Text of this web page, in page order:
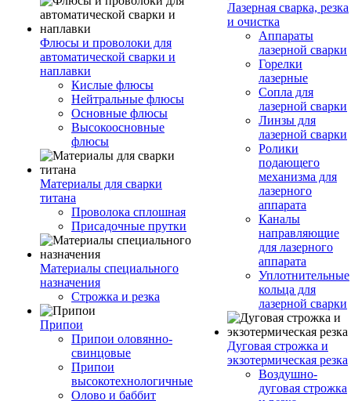
Флюсы и проволоки для
автоматической сварки и
наплавки
Кислые флюсы
Нейтральные флюсы
Основные флюсы
Высокоосновные
флюсы
Материалы для сварки
титана
Проволока сплошная
Присадочные прутки
Материалы специального
назначения
Строжка и резка
Припои
Припои оловянно-
свинцовые
Припои
высокотехнологичные
Олово и баббит
Лазерная сварка, резка
и очистка
Аппараты
лазерной сварки
Горелки
лазерные
Сопла для
лазерной сварки
Линзы для
лазерной сварки
Ролики
подающего
механизма для
лазерного
аппарата
Каналы
направляющие
для лазерного
аппарата
Уплотнительные
кольца для
лазерной сварки
Дуговая строжка и
экзотермическая резка
Воздушно-
дуговая строжка